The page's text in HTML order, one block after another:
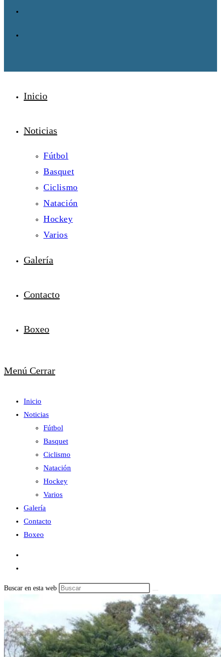
Inicio
Noticias
Fútbol
Basquet
Ciclismo
Natación
Hockey
Varios
Galería
Contacto
Boxeo
Menú Cerrar
Inicio
Noticias
Fútbol
Basquet
Ciclismo
Natación
Hockey
Varios
Galería
Contacto
Boxeo
Buscar en esta web